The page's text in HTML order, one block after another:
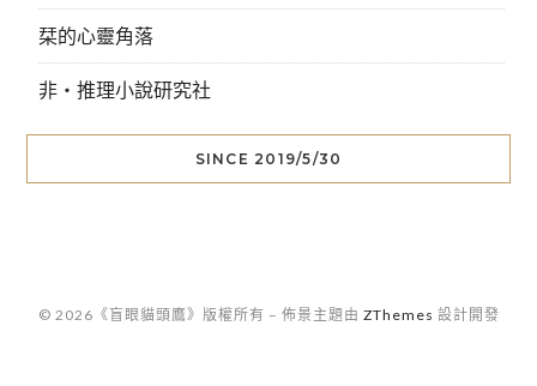
栞的心靈角落
非‧推理小說研究社
SINCE 2019/5/30
© 2026《盲眼貓頭鷹》版權所有 – 佈景主題由 ZThemes 設計開發